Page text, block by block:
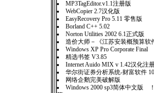
MP3TagEditor.v1.1注册版
WebCopier 2.7汉化版
EasyRecovery Pro 5.11 零售版
Borland C++ 5.02
Norton Utilities 2002 6.1正式版
造价大师－《江苏安装概预算软
Windows XP Pro Corporate Final
精选书签 V3.85
Internet Auido MIX v 1.42汉化注
华尔街证券分析系统-财富软件
网络企鹅完美破解版
Windows 2000 sp3简体中文版